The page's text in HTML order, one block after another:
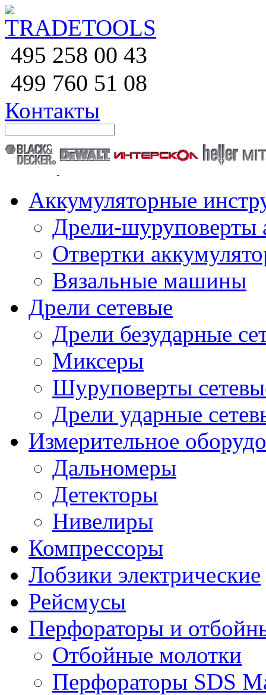
495 258 00 43
499 760 51 08
Контакты
Аккумуляторные
Дрели-шуруповерты
Отвертки
Вязальные машины
Дрели сетевые
Дрели безударные
Миксеры
Шуруповерты
Дрели ударные
Измерительное
Дальномеры
Детекторы
Нивелиры
Компрессоры
Лобзики электрические
Рейсмусы
Перфораторы и
Отбойные молотки
Перфораторы SDS